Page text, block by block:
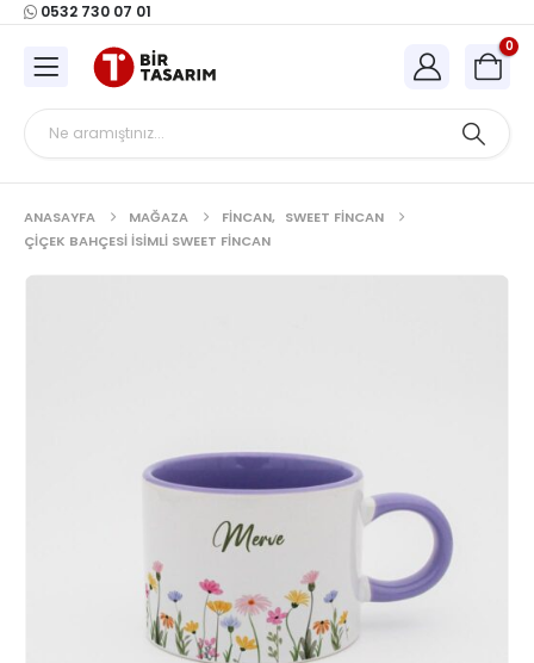
0532 730 07 01
0
ANASAYFA MAĞAZA FINCAN, SWEET FINCAN
ÇIÇEK BAHÇESI İSIMLI SWEET FINCAN